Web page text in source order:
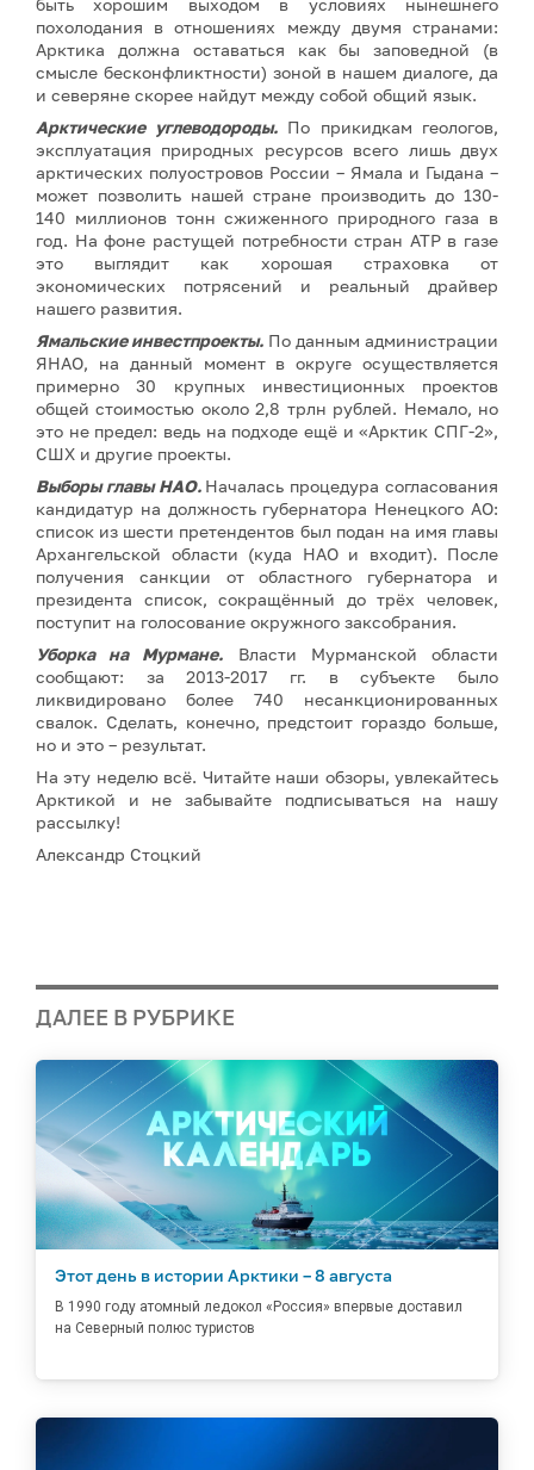
похолодания в отношениях между двумя странами:
Арктика должна оставаться как бы заповедной (в
смысле бесконфликтности) зоной в нашем диалоге, да
и северяне скорее найдут между собой общий язык.
Арктические углеводороды.По прикидкам геологов,
эксплуатация природных ресурсов всего лишь двух
арктических полуостровов России – Ямала и Гыдана –
может позволить нашей стране производить до 130-
140 миллионов тонн сжиженного природного газа в
год. На фоне растущей потребности стран АТР в газе
это выглядит как хорошая страховка от
экономических потрясений и реальный драйвер
нашего развития.
Ямальские инвестпроекты. По данным администрации
ЯНАО, на данный момент в округе осуществляется
примерно 30 крупных инвестиционных проектов
общей стоимостью около 2,8 трлн рублей. Немало, но
это не предел: ведь на подходе ещё и «Арктик СПГ-2»,
СШХ и другие проекты.
Выборы главы НАО. Началась процедура согласования
кандидатур на должность губернатора Ненецкого АО:
список из шести претендентов был подан на имя главы
Архангельской области (куда НАО и входит). После
получения санкции от областного губернатора и
президента список, сокращённый до трёх человек,
поступит на голосование окружного заксобрания.
Уборка на Мурмане. Власти Мурманской области
сообщают: за 2013-2017 гг. в субъекте было
ликвидировано более 740 несанкционированных
свалок. Сделать, конечно, предстоит гораздо больше,
но и это – результат.
На эту неделю всё. Читайте наши обзоры, увлекайтесь
Арктикой и не забывайте подписываться на нашу
рассылку!
Александр Стоцкий
ДАЛЕЕ В РУБРИКЕ
Этот день в истории Арктики – 8 августа
В 1990 году атомный ледокол «Россия» впервые доставил
на Северный полюс туристов